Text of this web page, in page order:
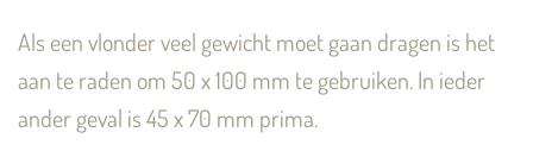
Als een vlonder veel gewicht moet gaan dragen is het
aan te raden om 50 x 100 mm te gebruiken. In ieder
ander geval is 45 x 70 mm prima.